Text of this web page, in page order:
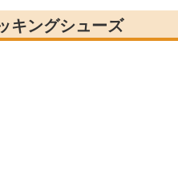
キングシューズ